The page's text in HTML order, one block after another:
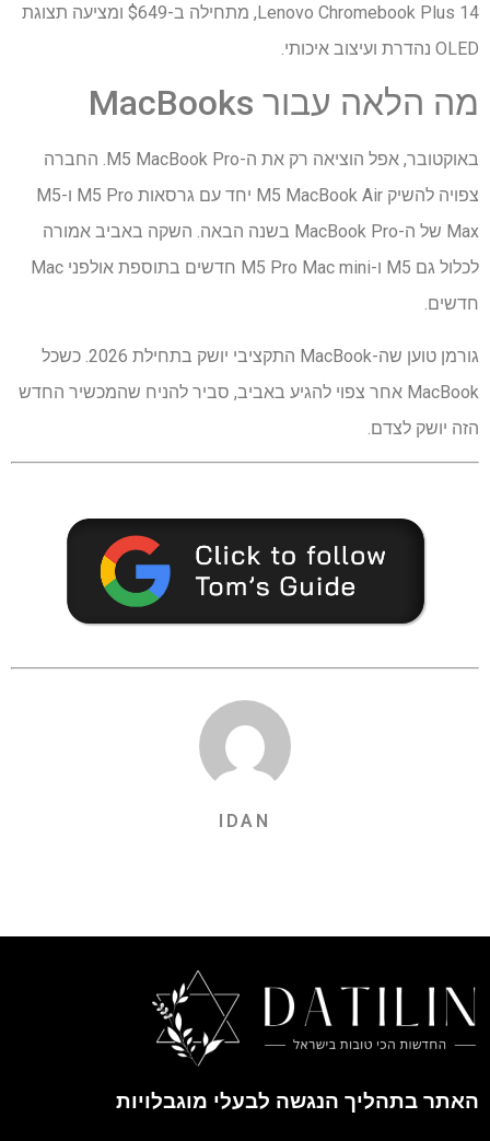
Lenovo Chromebook Plus 14, מתחילה ב-$649 ומציעה תצוגת
OLED נהדרת ועיצוב איכותי.
מה הלאה עבור MacBooks
באוקטובר, אפל הוציאה רק את ה-M5 MacBook Pro. החברה
צפויה להשיק M5 MacBook Air יחד עם גרסאות M5 Pro ו-M5
Max של ה-MacBook Pro בשנה הבאה. השקה באביב אמורה
לכלול גם M5 ו-M5 Pro Mac mini חדשים בתוספת אולפני Mac
חדשים.
גורמן טוען שה-MacBook התקציבי יושק בתחילת 2026. כשכל
MacBook אחר צפוי להגיע באביב, סביר להניח שהמכשיר החדש
הזה יושק לצדם.
IDAN
האתר בתהליך הנגשה לבעלי מוגבלויות